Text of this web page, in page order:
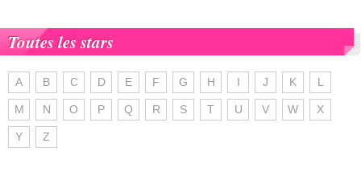
Toutes les stars
A B C D E F G H I J K L
M N O P Q R S T U V W X
Y Z